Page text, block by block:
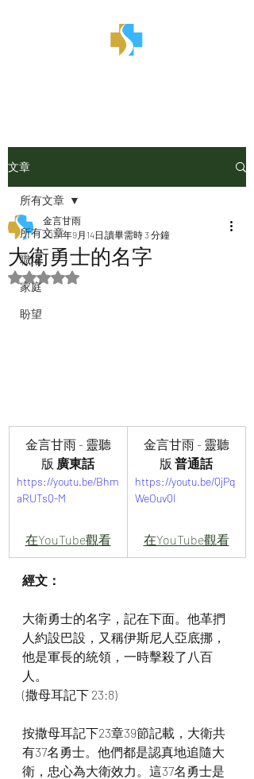
文章
所有文章
職場
家庭
盼望
所有文章
大衛勇士的名字
金言甘雨
2024年9月14日 讀畢需時 3 分鐘
評等為 NaN（最高為 5 顆星）。
金言甘雨 - 靈聽
版 廣東話
https://youtu.be/Bhm
aRUTsQ-M
在YouTube觀看
金言甘雨 - 靈聽
版 普通話
https://youtu.be/QjPq
WeOuvQI
在YouTube觀看
經文：
大衛勇士的名字，記在下面。他革捫
人約設巴設，又稱伊斯尼人亞底挪，
他是軍長的統領，一時擊殺了八百
人。
(撒母耳記下 23:8)
按撒母耳記下23章39節記載，大衛共
有37名勇士。他們都是認真地追隨大
衛，忠心為大衛效力。這37名勇士是